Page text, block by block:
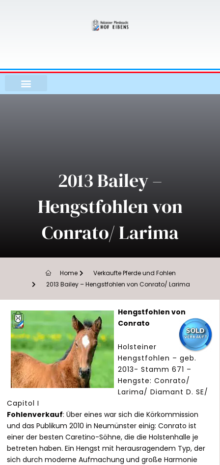
2013 Bailey –
Hengstfohlen von
Conrato/ Larima
Home
Verkaufte Pferde und Fohlen
2013 Bailey – Hengstfohlen von Conrato/ Larima
Hengstfohlen von
Conrato
Holsteiner
Hengstfohlen – geb.
2013- Stamm 671 –
Hengste: Conrato/
Larima/ Diamant D. SE/
Capitol I
Fohlenverkauf: Über eines war sich die Körkommission
und das Publikum 2010 in Neumünster einig: Conrato ist
einer der besten Caretino-Söhne, die die Holstenhalle je
betreten haben. Ein Hengst mit herausragendem Typ, der
sich durch moderne Aufmachung und große Harmonie